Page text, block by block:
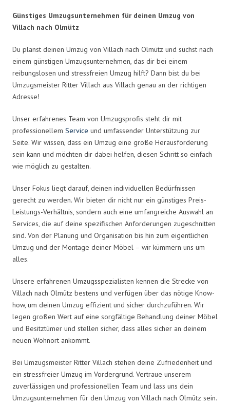
Günstiges Umzugsunternehmen für deinen Umzug von
Villach nach Olmütz
Du planst deinen Umzug von Villach nach Olmütz und suchst nach
einem günstigen Umzugsunternehmen, das dir bei einem
reibungslosen und stressfreien Umzug hilft? Dann bist du bei
Umzugsmeister Ritter Villach aus Villach genau an der richtigen
Adresse!
Unser erfahrenes Team von Umzugsprofis steht dir mit
professionellem Service und umfassender Unterstützung zur
Seite. Wir wissen, dass ein Umzug eine große Herausforderung
sein kann und möchten dir dabei helfen, diesen Schritt so einfach
wie möglich zu gestalten.
Unser Fokus liegt darauf, deinen individuellen Bedürfnissen
gerecht zu werden. Wir bieten dir nicht nur ein günstiges Preis-
Leistungs-Verhältnis, sondern auch eine umfangreiche Auswahl an
Services, die auf deine spezifischen Anforderungen zugeschnitten
sind. Von der Planung und Organisation bis hin zum eigentlichen
Umzug und der Montage deiner Möbel – wir kümmern uns um
alles.
Unsere erfahrenen Umzugsspezialisten kennen die Strecke von
Villach nach Olmütz bestens und verfügen über das nötige Know-
how, um deinen Umzug effizient und sicher durchzuführen. Wir
legen großen Wert auf eine sorgfältige Behandlung deiner Möbel
und Besitztümer und stellen sicher, dass alles sicher an deinem
neuen Wohnort ankommt.
Bei Umzugsmeister Ritter Villach stehen deine Zufriedenheit und
ein stressfreier Umzug im Vordergrund. Vertraue unserem
zuverlässigen und professionellen Team und lass uns dein
Umzugsunternehmen für den Umzug von Villach nach Olmütz sein.